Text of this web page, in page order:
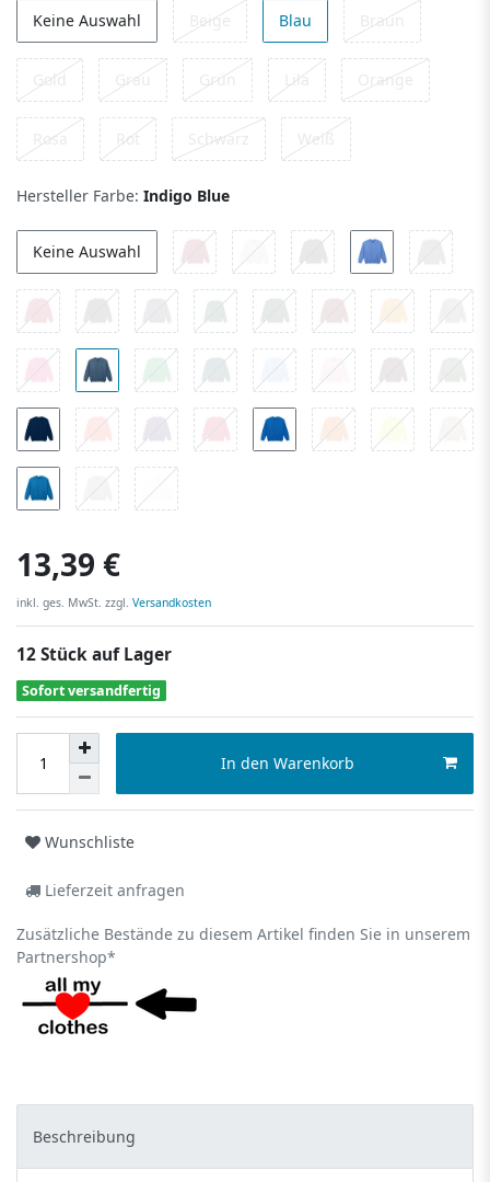
Keine Auswahl Beige Blau Braun
Gold Grau Grün Lila Orange
Rosa Rot Schwarz Weiß
Hersteller Farbe: Indigo Blue
Keine Auswahl
13,39 €
inkl. ges. MwSt. zzgl. Versandkosten
12 Stück auf Lager
Sofort versandfertig
In den Warenkorb
Wunschliste
Lieferzeit anfragen
Zusätzliche Bestände zu diesem Artikel finden Sie in unserem
Partnershop*
Beschreibung